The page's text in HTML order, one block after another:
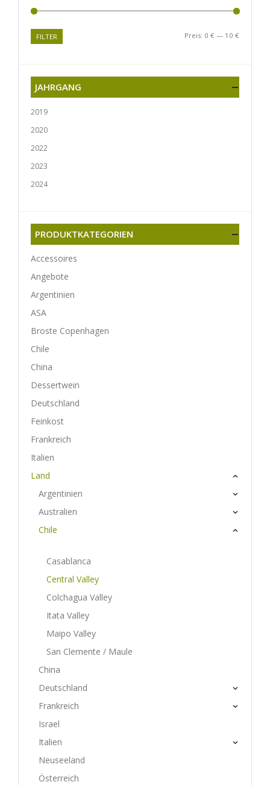
FILTER Preis: 0 € — 10 €
JAHRGANG
2019
2020
2022
2023
2024
PRODUKTKATEGORIEN
Accessoires
Angebote
Argentinien
ASA
Broste Copenhagen
Chile
China
Dessertwein
Deutschland
Feinkost
Frankreich
Italien
Land
Argentinien
Australien
Chile
Casablanca
Central Valley
Colchagua Valley
Itata Valley
Maipo Valley
San Clemente / Maule
China
Deutschland
Frankreich
Israel
Italien
Neuseeland
Österreich